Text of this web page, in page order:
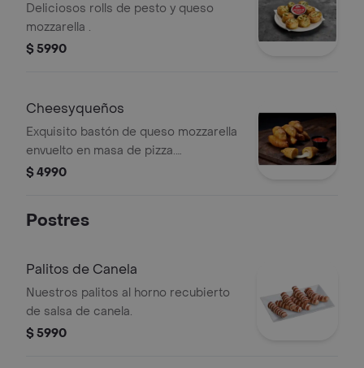
Deliciosos rolls de pesto y queso
mozzarella .
$ 5990
Cheesyqueños
Exquisito bastón de queso mozzarella
envuelto en masa de pizza.
acompañado de un cup de salsa de
$ 4990
Postres
Palitos de Canela
Nuestros palitos al horno recubierto
de salsa de canela.
$ 5990